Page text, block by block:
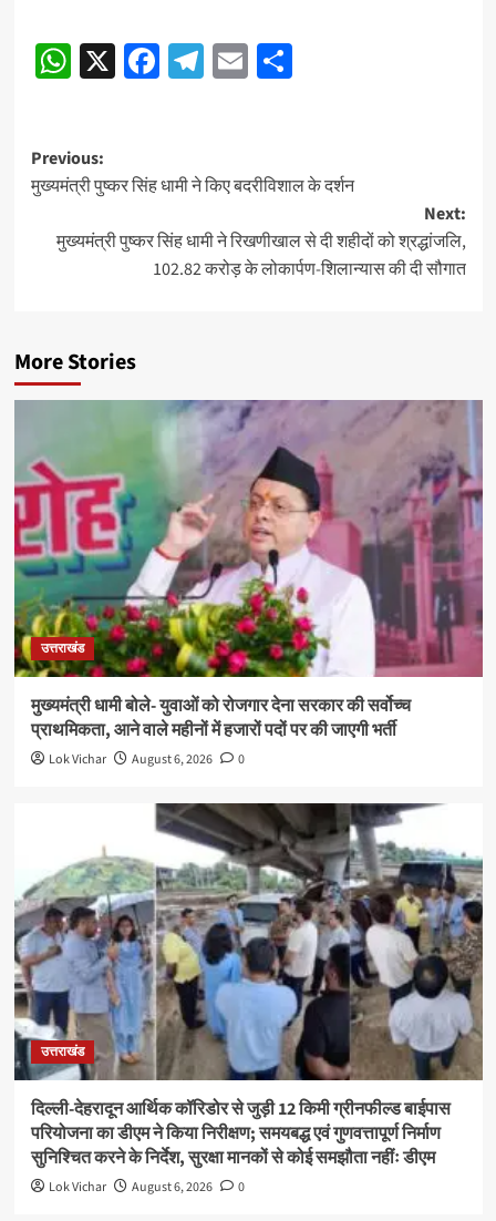
Post
navigation
WhatsApp
X Facebook
Telegram
EmailShare
Post
navigation
Previous:
मुख्यमंत्री पुष्कर सिंह धामी ने किए बदरीविशाल के दर्शन
Next:
मुख्यमंत्री पुष्कर सिंह धामी ने रिखणीखाल से दी शहीदों को श्रद्धांजलि,
102.82 करोड़ के लोकार्पण-शिलान्यास की दी सौगात
More Stories
उत्तराखंड
मुख्यमंत्री धामी बोले- युवाओं को रोजगार देना सरकार की सर्वोच्च
प्राथमिकता, आने वाले महीनों में हजारों पदों पर की जाएगी भर्ती
Lok Vichar August 6, 2026 0
उत्तराखंड
दिल्ली-देहरादून आर्थिक कॉरिडोर से जुड़ी 12 किमी ग्रीनफील्ड बाईपास
परियोजना का डीएम ने किया निरीक्षण; समयबद्ध एवं गुणवत्तापूर्ण निर्माण
सुनिश्चित करने के निर्देश, सुरक्षा मानकों से कोई समझौता नहींः डीएम
Lok Vichar August 6, 2026 0